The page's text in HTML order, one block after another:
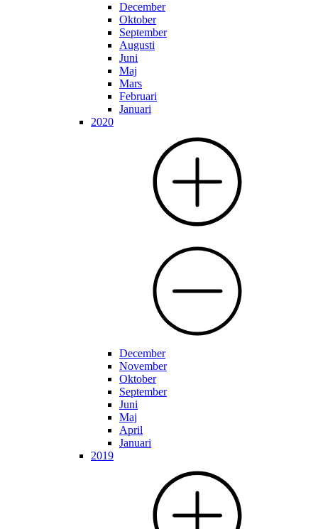
December
Oktober
September
Augusti
Juni
Maj
Mars
Februari
Januari
2020
December
November
Oktober
September
Juni
Maj
April
Januari
2019